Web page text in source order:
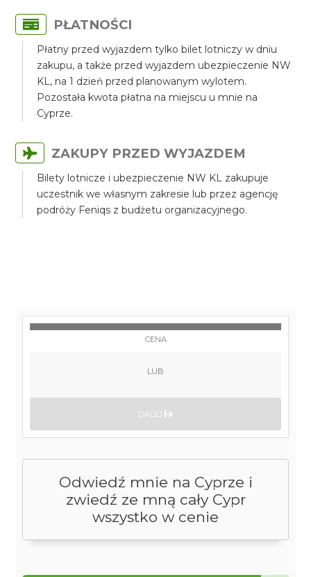
PŁATNOŚCI
Płatny przed wyjazdem tylko bilet lotniczy w dniu
zakupu, a także przed wyjazdem ubezpieczenie NW
KL, na 1 dzień przed planowanym wylotem.
Pozostała kwota płatna na miejscu u mnie na
Cyprze.
ZAKUPY PRZED WYJAZDEM
Bilety lotnicze i ubezpieczenie NW KL zakupuje
uczestnik we własnym zakresie lub przez agencję
podróży Feniqs z budżetu organizacyjnego.
Odwiedź mnie na Cyprze i
zwiedź ze mną cały Cypr
wszystko w cenie
CENA
LUB
DALEJ